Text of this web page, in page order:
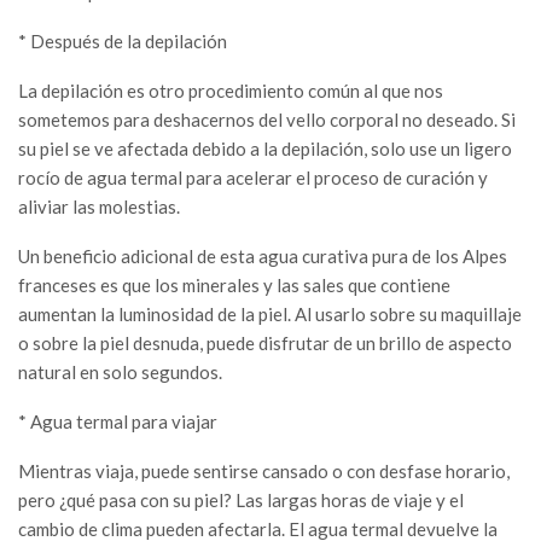
* Después de la depilación
La depilación es otro procedimiento común al que nos
sometemos para deshacernos del vello corporal no deseado. Si
su piel se ve afectada debido a la depilación, solo use un ligero
rocío de agua termal para acelerar el proceso de curación y
aliviar las molestias.
Un beneficio adicional de esta agua curativa pura de los Alpes
franceses es que los minerales y las sales que contiene
aumentan la luminosidad de la piel. Al usarlo sobre su maquillaje
o sobre la piel desnuda, puede disfrutar de un brillo de aspecto
natural en solo segundos.
* Agua termal para viajar
Mientras viaja, puede sentirse cansado o con desfase horario,
pero ¿qué pasa con su piel? Las largas horas de viaje y el
cambio de clima pueden afectarla. El agua termal devuelve la